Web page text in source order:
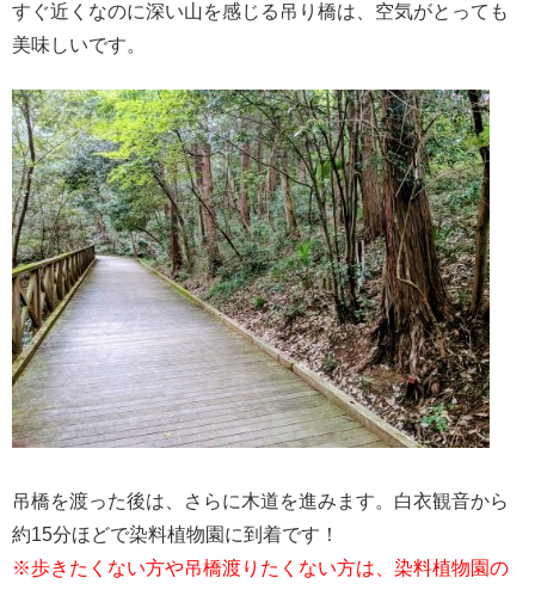
すぐ近くなのに深い山を感じる吊り橋は、空気がとっても
美味しいです。
吊橋を渡った後は、さらに木道を進みます。白衣観音から
約15分ほどで染料植物園に到着です！
※歩きたくない方や吊橋渡りたくない方は、染料植物園の